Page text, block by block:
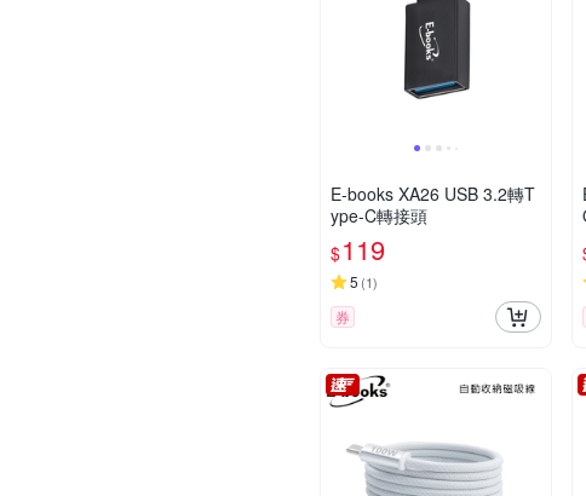
E-books XA26 USB 3.2轉T
ype-C轉接頭
$119
5 (1)
券